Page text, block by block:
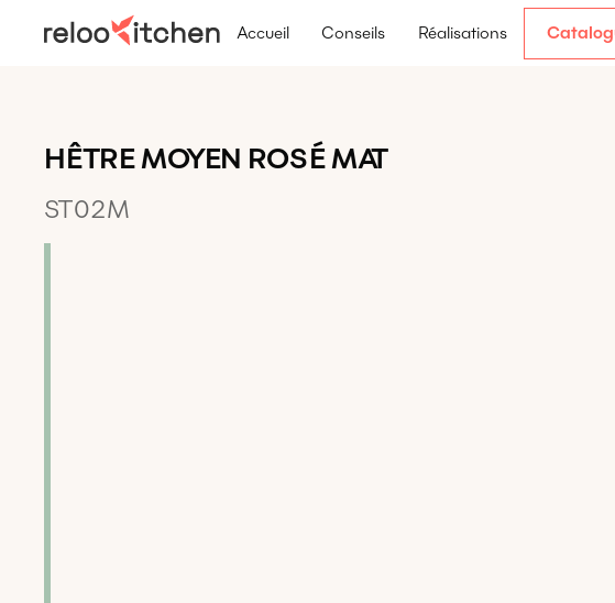
Accueil Conseils Réalisations
HÊTRE MOYEN ROSÉ MAT
ST02M